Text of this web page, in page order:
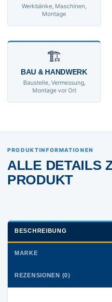
Werkbänke, Maschinen,
Montage
🏗
BAU & HANDWERK
Baustelle, Vermessung,
Montage vor Ort
PRODUKTINFORMATIONEN
ALLE DETAILS
PRODUKT
BESCHREIBUNG
MARKE
REZENSIONEN (0)